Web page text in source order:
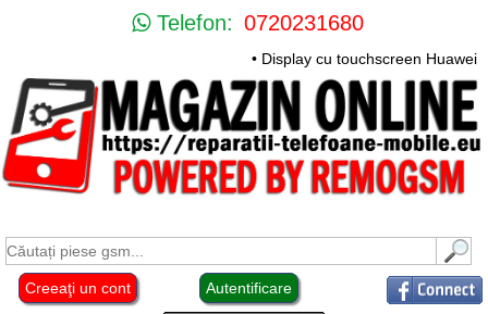
Telefon: 0720231680
• Display cu touchscreen Huawei Mate
Creeaţi un cont Autentificare